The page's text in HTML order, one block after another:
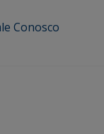
Conosco